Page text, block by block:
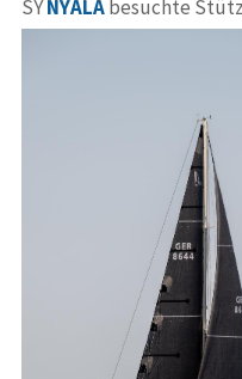
SYNYALAbesuchte